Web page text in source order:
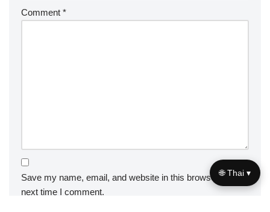
Comment *
Save my name, email, and website in this browser for the
next time I comment.
🌐 Thai ▾